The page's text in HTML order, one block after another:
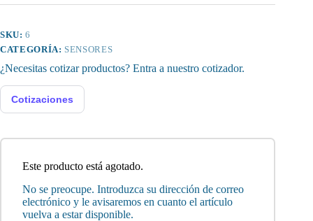
23700370
cantidad
SKU:6
CATEGORÍA: SENSORES
¿Necesitas cotizar productos? Entra a nuestro cotizador.
Cotizaciones
Este producto está agotado.
No se preocupe. Introduzca su dirección de correo
electrónico y le avisaremos en cuanto el artículo
vuelva a estar disponible.